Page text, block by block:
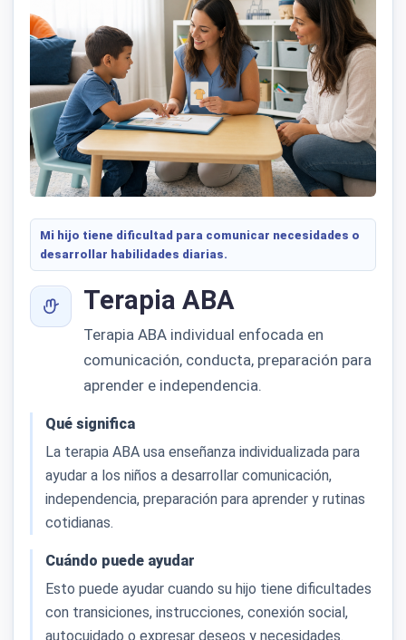
Mi hijo tiene dificultad para comunicar necesidades o
desarrollar habilidades diarias.
Terapia ABA
Terapia ABA individual enfocada en
comunicación, conducta, preparación para
aprender e independencia.
Qué significa
La terapia ABA usa enseñanza individualizada para
ayudar a los niños a desarrollar comunicación,
independencia, preparación para aprender y rutinas
cotidianas.
Cuándo puede ayudar
Esto puede ayudar cuando su hijo tiene dificultades
con transiciones, instrucciones, conexión social,
autocuidado o expresar deseos y necesidades.